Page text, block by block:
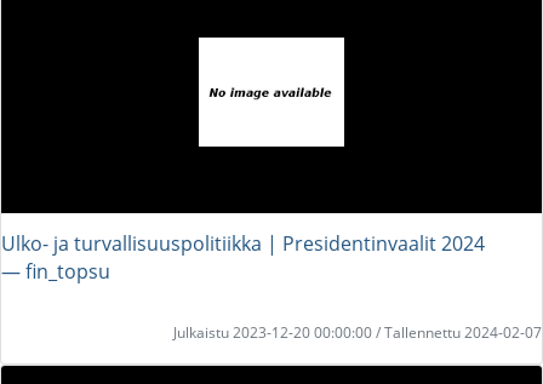
Ulko- ja turvallisuuspolitiikka | Presidentinvaalit 2024
― fin_topsu
Julkaistu 2023-12-20 00:00:00 / Tallennettu 2024-02-07